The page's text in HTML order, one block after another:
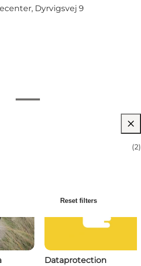
Dyrvigsvej 9
(2)
Reset filters
Dataprotection